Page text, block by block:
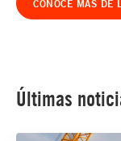
CONOCE MÁS DE
Últimas